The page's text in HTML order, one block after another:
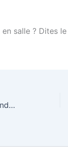
salle ? Dites
Loto Marseille (13) tous les vendredis soir à 21h00